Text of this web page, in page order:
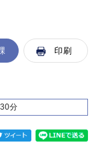
印刷
分